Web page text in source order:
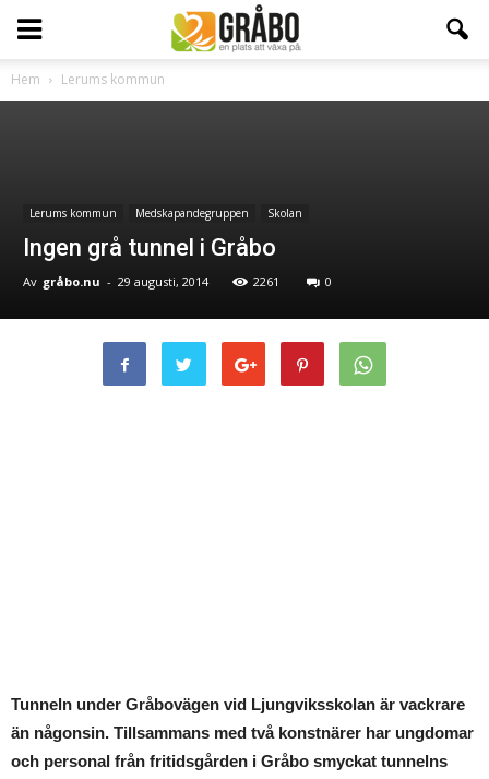
Hem Lerums kommun
Lerums kommun Medskapandegruppen Skolan
Ingen grå tunnel i Gråbo
Av gråbo.nu - 29 augusti, 2014 2261 0
Tunneln under Gråbovägen vid Ljungviksskolan är vackrare
än någonsin. Tillsammans med två konstnärer har ungdomar
och personal från fritidsgården i Gråbo smyckat tunnelns